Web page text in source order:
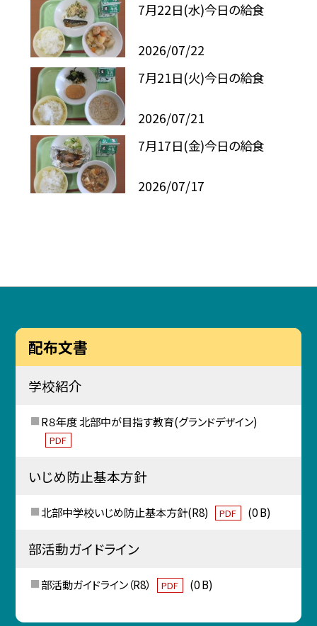
7月22日(水)今日の給食
2026/07/22
7月21日(火)今日の給食
2026/07/21
7月17日(金)今日の給食
2026/07/17
配布文書
学校紹介
R８年度 北部中が目指す教育(グランドデザイン)
PDF
いじめ防止基本方針
北部中学校いじめ防止基本方針(R8) PDF (0 B)
部活動ガイドライン
部活動ガイドライン（R8） PDF (0 B)